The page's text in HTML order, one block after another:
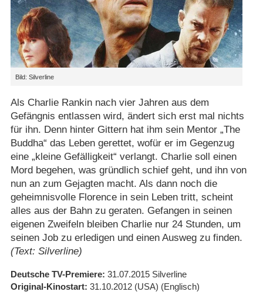
Bild: Silverline
Als Charlie Rankin nach vier Jahren aus dem
Gefängnis entlassen wird, ändert sich erst mal nichts
für ihn. Denn hinter Gittern hat ihm sein Mentor „The
Buddha“ das Leben gerettet, wofür er im Gegenzug
eine „kleine Gefälligkeit“ verlangt. Charlie soll einen
Mord begehen, was gründlich schief geht, und ihn von
nun an zum Gejagten macht. Als dann noch die
geheimnisvolle Florence in sein Leben tritt, scheint
alles aus der Bahn zu geraten. Gefangen in seinen
eigenen Zweifeln bleiben Charlie nur 24 Stunden, um
seinen Job zu erledigen und einen Ausweg zu finden.
(Text: Silverline)
Deutsche TV-Premiere 31.07.2015 Silverline
Original-Kinostart 31.10.2012 (USA) (Englisch)